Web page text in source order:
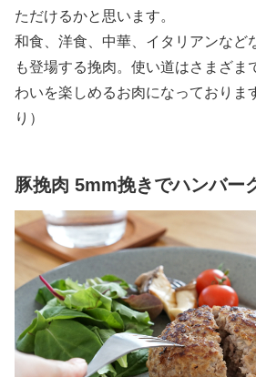
ただけるかと思います。
和食、洋食、中華、イタリアンなど
も登場する挽肉。使い道はさまざま
わいを楽しめるお肉になっておりま
り）
豚挽肉 5mm挽きでハンバー